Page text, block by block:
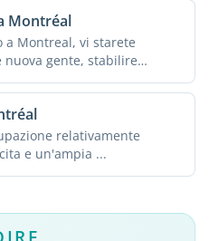
Montréal
a Montreal, vi starete
gente, stabilire
relativamente
e un'ampia ...